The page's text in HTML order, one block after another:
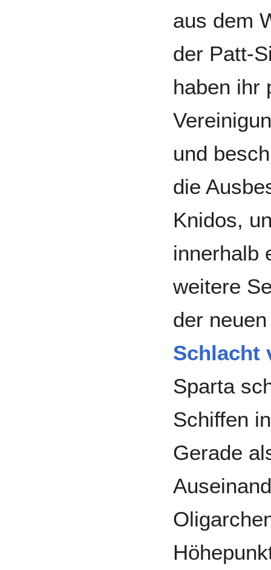
aus dem
der Patt-
haben ihr
und
die
Knidos,
innerhalb
weitere
der
Schlacht
Sparta
Schiffen
Gerade